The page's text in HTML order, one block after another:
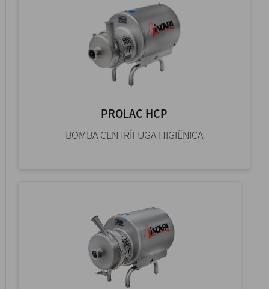
PROLAC HCP
BOMBA CENTRÍFUGA HIGIÊNICA